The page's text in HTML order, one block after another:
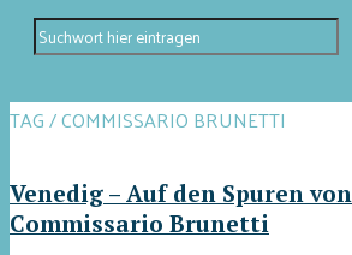
TAG / COMMISSARIO BRUNETTI
Venedig – Auf den Spuren von
Commissario Brunetti